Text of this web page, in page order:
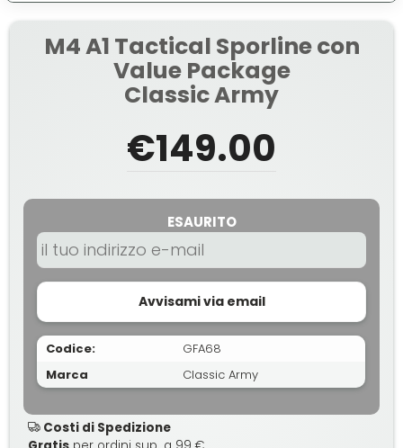
M4 A1 Tactical Sporline con
Value Package
Classic Army
€149.00
ESAURITO
Avvisami via email
Codice:
GFA68
Marca
Classic Army
Costi di Spedizione